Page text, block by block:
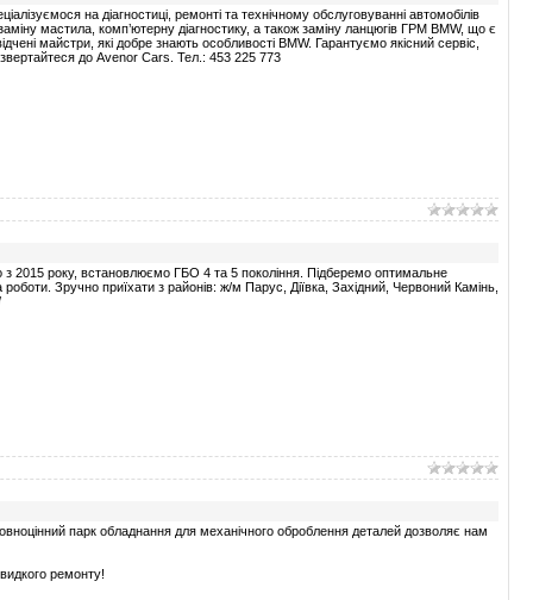
на діагностиці, ремонті та технічному обслуговуванні автомобілів
мастила, комп’ютерну діагностику, а також заміну ланцюгів ГРМ BMW, що є
майстри, які добре знають особливості BMW. Гарантуємо якісний сервіс,
до Avenor Cars. Тел.: 453 225 773
2015 року, встановлюємо ГБО 4 та 5 покоління. Підберемо оптимальне
Зручно приїхати з районів: ж/м Парус, Діївка, Західний, Червоний Камінь,
парк обладнання для механічного оброблення деталей дозволяє нам
ремонту!